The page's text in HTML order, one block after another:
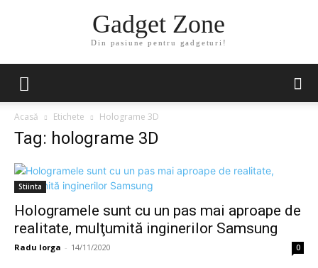
Gadget Zone
Din pasiune pentru gadgeturi!
Acasă Etichete Holograme 3D
Tag: holograme 3D
Stiinta
Hologramele sunt cu un pas mai aproape de
realitate, mulţumită inginerilor Samsung
Radu Iorga - 14/11/2020 0